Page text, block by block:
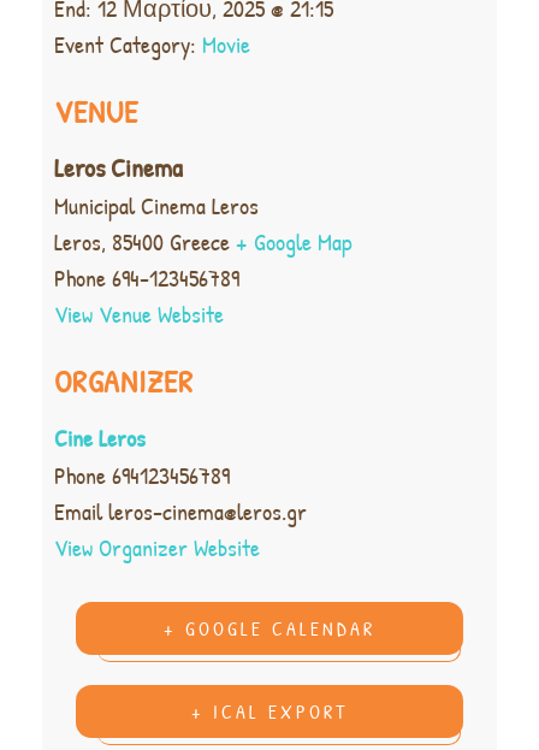
End: 12 Μαρτίου, 2025 @ 21:15
Event Category: Movie
VENUE
Leros Cinema
Municipal Cinema Leros
Leros, 85400 Greece+ Google Map
Phone694-123456789
View Venue Website
ORGANIZER
Cine Leros
Phone694123456789
Emailleros-cinema@leros.gr
View Organizer Website
+ GOOGLE CALENDAR
+ ICAL EXPORT